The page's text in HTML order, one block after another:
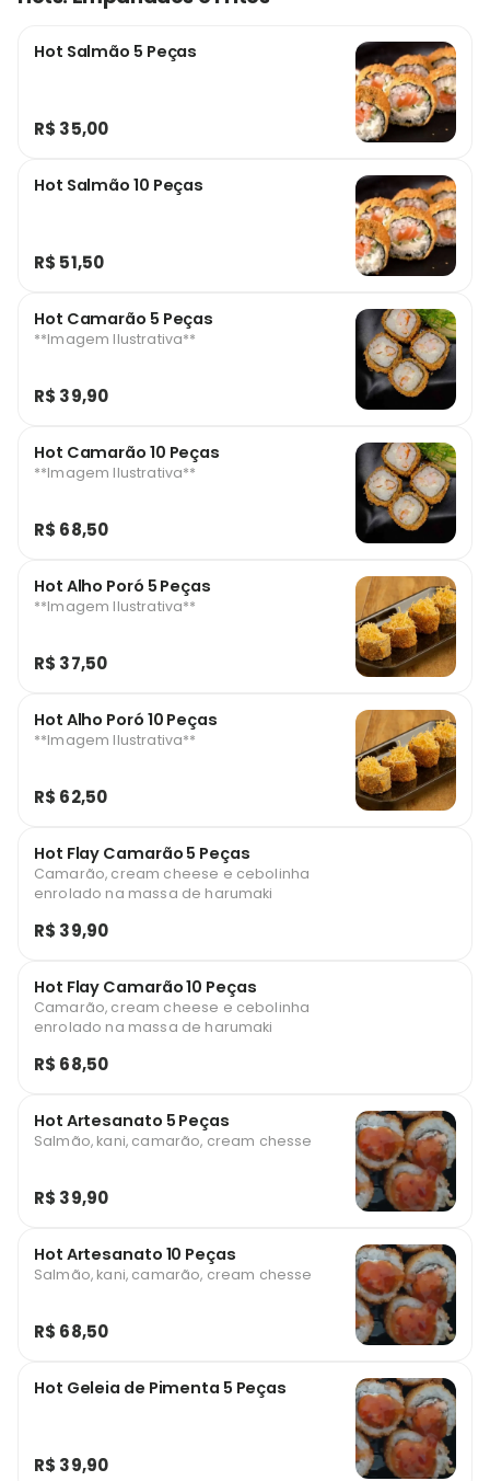
Hot Salmão 5 Peças
R$ 35,00
Hot Salmão 10 Peças
R$ 51,50
Hot Camarão 5 Peças
**Imagem Ilustrativa**
R$ 39,90
Hot Camarão 10 Peças
**Imagem Ilustrativa**
R$ 68,50
Hot Alho Poró 5 Peças
**Imagem Ilustrativa**
R$ 37,50
Hot Alho Poró 10 Peças
**Imagem Ilustrativa**
R$ 62,50
Hot Flay Camarão 5 Peças
Camarão, cream cheese e cebolinha
enrolado na massa de harumaki
R$ 39,90
Hot Flay Camarão 10 Peças
Camarão, cream cheese e cebolinha
enrolado na massa de harumaki
R$ 68,50
Hot Artesanato 5 Peças
Salmão, kani, camarão, cream chesse
R$ 39,90
Hot Artesanato 10 Peças
Salmão, kani, camarão, cream chesse
R$ 68,50
Hot Geleia de Pimenta 5 Peças
R$ 39,90